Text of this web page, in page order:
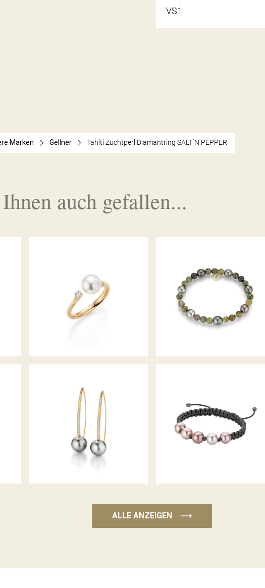
VS1
Marken Gellner Tahiti Zuchtperl Diamantring SALT´N PEPPER
auch gefallen...
ZUCHTPERL-DIAMANTRING
H2O
GELLNER ARMBAND
GELLNER OHRHÄNGER WAVE PEARLMATES ARMBAND
ALLE ANZEIGEN ⟶